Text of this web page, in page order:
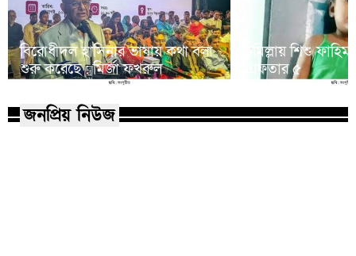
বিরোধীদল হাসিনার ভাষায় কথা বলা
শুরু করেছে : মির্জা ফখরুল
কুমিল্লায় শিশু
গ্রেফতার ৫
জনপ্রিয় নিউজ